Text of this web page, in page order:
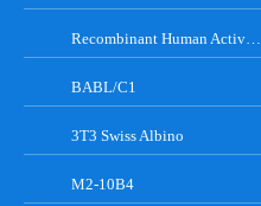
Recombinant Human Active Focal Adhesion Kinase
BABL/C1
3T3 Swiss Albino
M2-10B4